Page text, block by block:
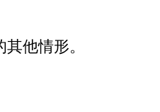
他情形。